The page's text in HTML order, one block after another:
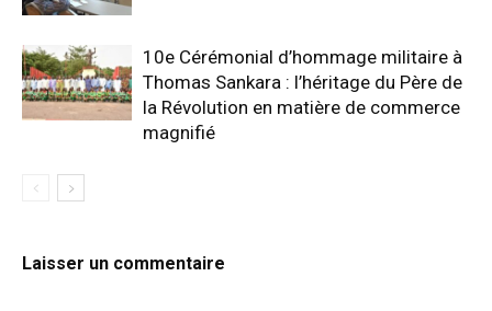
10e Cérémonial d’hommage militaire à
Thomas Sankara : l’héritage du Père de
la Révolution en matière de commerce
magnifié
Laisser un commentaire